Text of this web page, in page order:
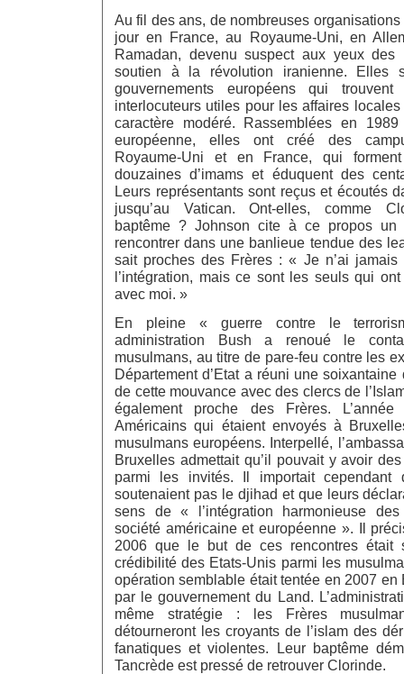
Au fil des ans, de nombreuses
jour en France, au Royaume-Uni, en
Ramadan, devenu suspect aux yeux des
soutien à la révolution iranienne. Elles
gouvernements européens qui
interlocuteurs utiles pour les affaires
caractère modéré. Rassemblées en
européenne, elles ont créé des
Royaume-Uni et en France, qui
douzaines d’imams et éduquent des
Leurs représentants sont reçus et écoutés
jusqu’au Vatican. Ont-elles, comme
baptême ? Johnson cite à ce propos un
rencontrer dans une banlieue tendue des
sait proches des Frères : « Je n’ai jamais
l’intégration, mais ce sont les seuls qui
avec moi. »
En pleine « guerre contre le
administration Bush a renoué le
musulmans, au titre de pare-feu contre les
Département d’Etat a réuni une
de cette mouvance avec des clercs de
également proche des Frères.
Américains qui étaient envoyés à
musulmans européens. Interpellé,
Bruxelles admettait qu’il pouvait y avoir
parmi les invités. Il importait cependant
soutenaient pas le djihad et que leurs
sens de « l’intégration harmonieuse
société américaine et européenne ». Il
2006 que le but de ces rencontres était
crédibilité des Etats-Unis parmi les
opération semblable était tentée en 2007 en
par le gouvernement du Land.
même stratégie : les Frères
détourneront les croyants de l’islam des
fanatiques et violentes. Leur baptême
Tancrède est pressé de retrouver Clorinde.